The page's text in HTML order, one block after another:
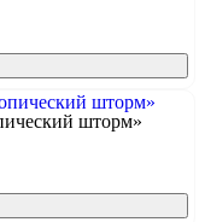
шторм»